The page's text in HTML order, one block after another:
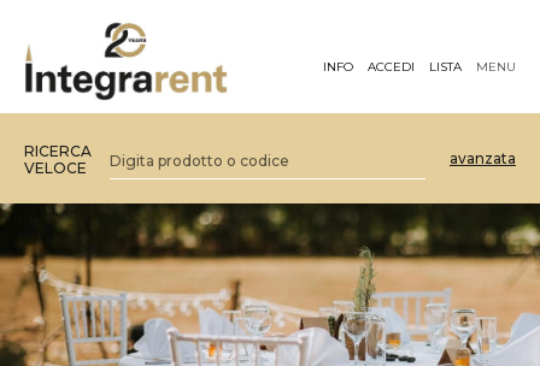
INFO ACCEDI LISTA MENU
RICERCA
VELOCE
avanzata